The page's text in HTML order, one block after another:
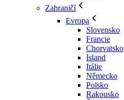
Zahraničí
Evropa
Slovensko
Francie
Chorvatsko
Island
Itálie
Německo
Polsko
Rakousko